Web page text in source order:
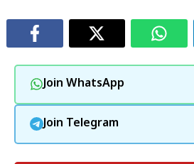
Join WhatsApp
Join Telegram